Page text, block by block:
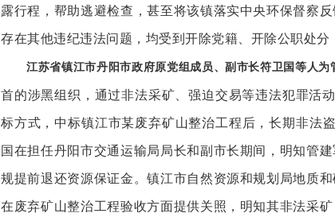
露行程，帮助逃避检查，甚至将该镇落实中央环保督察
存在其他违纪违法问题，均受到开除党籍、开除公职处
江苏省镇江市丹阳市政府原党组成员、副市长符卫国等人为
首的涉黑组织，通过非法采矿、强迫交易等违法犯罪活
标方式，中标镇江市某废弃矿山整治工程后，长期非法
国在担任丹阳市交通运输局局长和副市长期间，明知管
规提前退还资源保证金。镇江市自然资源和规划局地质
在废弃矿山整治工程验收方面提供关照，明知其非法采